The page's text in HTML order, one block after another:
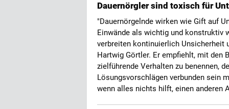
Dauernörgler sind toxisch für
"Dauernörgelnde wirken wie Gift auf
Einwände als wichtig und konstruktiv
verbreiten kontinuierlich Unsicherheit
Hartwig Görtler. Er empfiehlt, mit den
zielführende Verhalten zu benennen,
Lösungsvorschlägen verbunden sein
wenn alles nichts hilft, einen anderen